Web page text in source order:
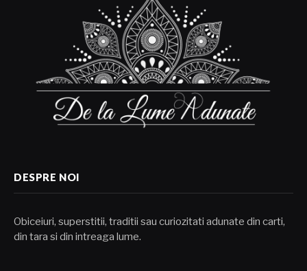
DESPRE NOI
Obiceiuri, superstitii, traditii sau curiozitati adunate din carti,
din tara si din intreaga lume.